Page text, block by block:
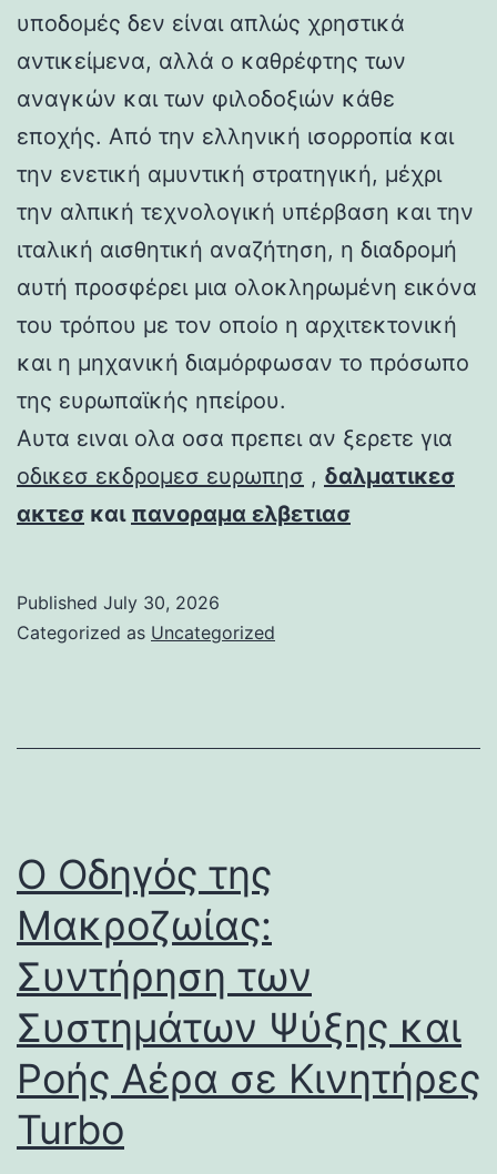
υποδομές δεν είναι απλώς χρηστικά
αντικείμενα, αλλά ο καθρέφτης των
αναγκών και των φιλοδοξιών κάθε
εποχής. Από την ελληνική ισορροπία και
την ενετική αμυντική στρατηγική, μέχρι
την αλπική τεχνολογική υπέρβαση και την
ιταλική αισθητική αναζήτηση, η διαδρομή
αυτή προσφέρει μια ολοκληρωμένη εικόνα
του τρόπου με τον οποίο η αρχιτεκτονική
και η μηχανική διαμόρφωσαν το πρόσωπο
της ευρωπαϊκής ηπείρου.
Αυτα ειναι ολα οσα πρεπει αν ξερετε για
οδικεσ εκδρομεσ ευρωπησ , δαλματικεσ
ακτεσ και πανοραμα ελβετιασ
Published July 30, 2026
Categorized as Uncategorized
Ο Οδηγός της
Μακροζωίας:
Συντήρηση των
Συστημάτων Ψύξης και
Ροής Αέρα σε Κινητήρες
Turbo